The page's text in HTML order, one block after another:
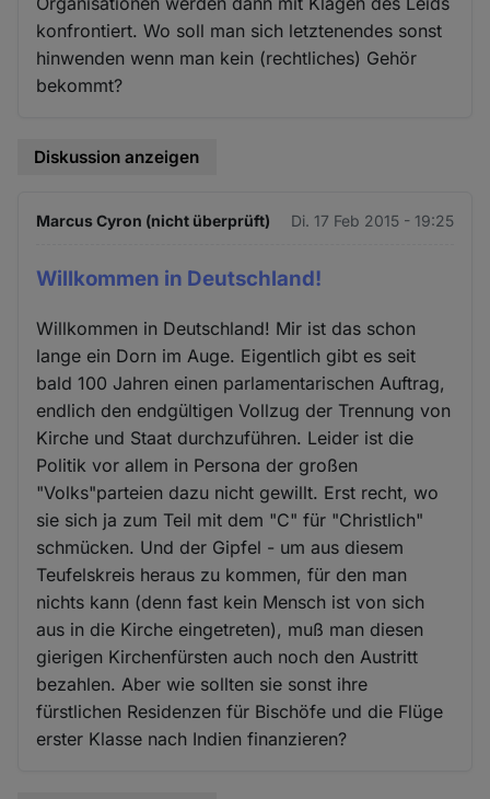
konfrontiert. Wo soll man sich letztenendes sonst
hinwenden wenn man kein (rechtliches) Gehör
bekommt?
Diskussion anzeigen
Marcus Cyron (nicht überprüft) Di. 17 Feb 2015 - 19:25
Willkommen in Deutschland!
Willkommen in Deutschland! Mir ist das schon
lange ein Dorn im Auge. Eigentlich gibt es seit
bald 100 Jahren einen parlamentarischen Auftrag,
endlich den endgültigen Vollzug der Trennung von
Kirche und Staat durchzuführen. Leider ist die
Politik vor allem in Persona der großen
"Volks"parteien dazu nicht gewillt. Erst recht, wo
sie sich ja zum Teil mit dem "C" für "Christlich"
schmücken. Und der Gipfel - um aus diesem
Teufelskreis heraus zu kommen, für den man
nichts kann (denn fast kein Mensch ist von sich
aus in die Kirche eingetreten), muß man diesen
gierigen Kirchenfürsten auch noch den Austritt
bezahlen. Aber wie sollten sie sonst ihre
fürstlichen Residenzen für Bischöfe und die Flüge
erster Klasse nach Indien finanzieren?